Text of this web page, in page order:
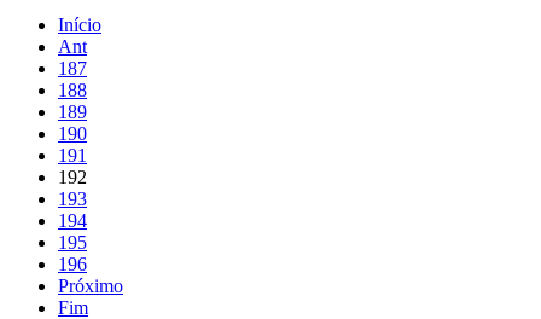
Início
Ant
187
188
189
190
191
192
193
194
195
196
Próximo
Fim